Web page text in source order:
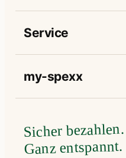
Service
my-spexx
Sicher bezahlen.
Ganz entspannt.